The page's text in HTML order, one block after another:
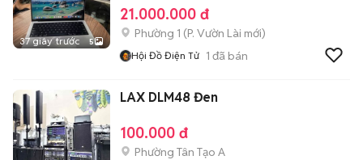
37 giây trước 5
21.000.000 đ
Phường 1 (P. Vườn Lài mới)
Hội Đồ Điện Tử 1 đã bán
LAX DLM48 Đen
100.000 đ
Phường Tân Tạo A